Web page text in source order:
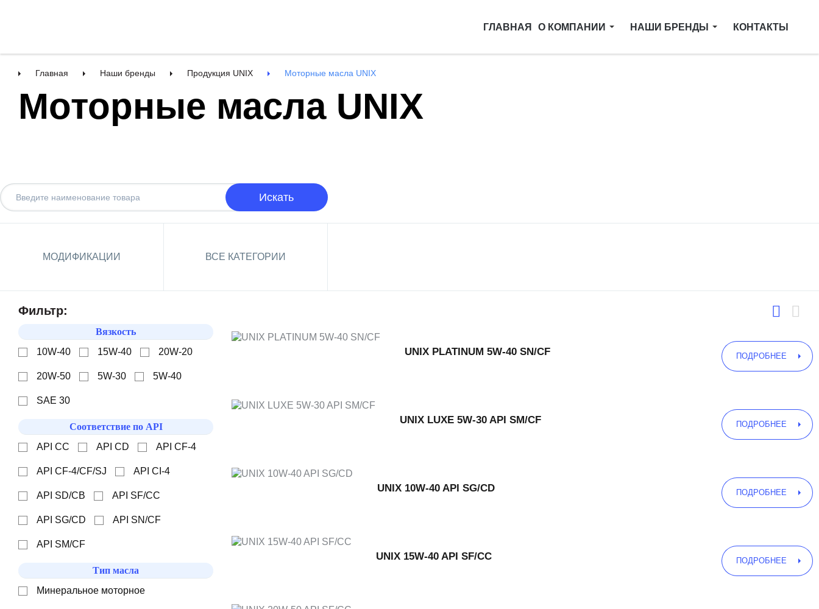
ГЛАВНАЯ О КОМПАНИИ НАШИ БРЕНДЫ КОНТАКТЫ
Главная Наши бренды Продукция UNIX Моторные масла UNIX
Моторные масла UNIX
Искать
МОДИФИКАЦИИ ВСЕ КАТЕГОРИИ
Фильтр:
Вязкость
10W-40
15W-40 20W-20
20W-50 5W-30 5W-40
SAE 30
Соответствие по API
API CC
API CD API CF-4
API CF-4/CF/SJ API CI-4
API SD/CB API SF/CC
API SG/CD API SN/CF
API SМ/CF
Тип масла
Минеральное моторное
UNIX PLATINUM 5W-40 SN/CF ПОДРОБНЕЕ
UNIX LUXE 5W-30 API SМ/CF ПОДРОБНЕЕ
UNIX 10W-40 API SG/CD ПОДРОБНЕЕ
UNIX 15W-40 API SF/CC ПОДРОБНЕЕ